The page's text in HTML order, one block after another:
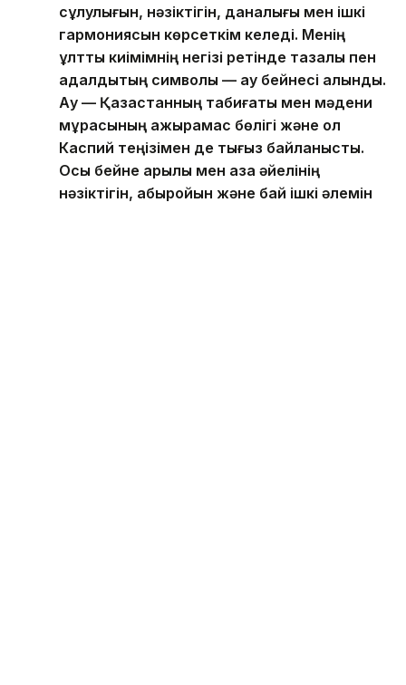
сұлулығын, нәзіктігін, даналығы мен ішкі
гармониясын көрсеткім келеді. Менің
ұлттық киімімнің негізі ретінде тазалық пен
адалдықтың символы — аққу бейнесі алынды.
Аққу — Қазақстанның табиғаты мен мәдени
мұрасының ажырамас бөлігі және ол
Каспий теңізімен де тығыз байланысты.
Осы бейне арқылы мен қазақ әйелінің
нәзіктігін, абыройын және бай ішкі әлемін